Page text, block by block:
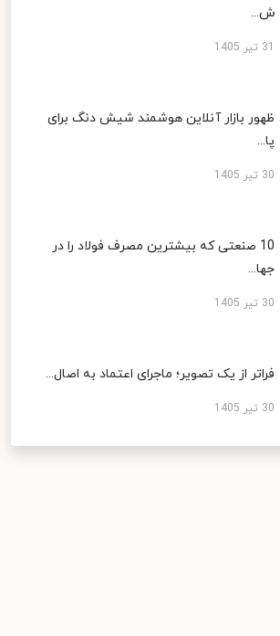
ش...
ظهور بازار آنلاین هوشمند شیش دنگ برای
پا...
30 تیر 1405
10 صنعتی که بیشترین مصرف فولاد را در
جها...
30 تیر 1405
فراتر از یک تصویر؛ ماجرای اعتماد به اصال...
30 تیر 1405